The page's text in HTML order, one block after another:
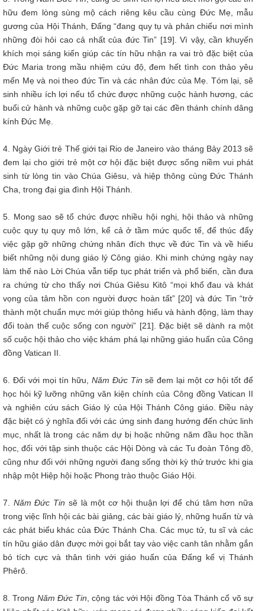
hữu đem lòng sùng mộ cách riêng kêu cầu cùng Đức Mẹ, mẫu
gương của Hội Thánh, Đấng “đang quy tụ và phản chiếu nơi mình
những đòi hỏi cao cả nhất của đức Tin” [19]. Vì vậy, cần khuyến
khích mọi sáng kiến giúp các tín hữu nhận ra vai trò đặc biệt của
Đức Maria trong mầu nhiệm cứu độ, đem hết tình con thảo yêu
mến Mẹ và noi theo đức Tin và các nhân đức của Mẹ. Tóm lại, sẽ
sinh nhiều ích lợi nếu tổ chức được những cuộc hành hương, các
buổi cử hành và những cuộc gặp gỡ tại các đền thánh chính dâng
kính Đức Mẹ.
4. Ngày Giới trẻ Thế giới tại Rio de Janeiro vào tháng Bảy 2013 sẽ
đem lại cho giới trẻ một cơ hội đặc biệt được sống niềm vui phát
sinh từ lòng tin vào Chúa Giêsu, và hiệp thông cùng Đức Thánh
Cha, trong đại gia đình Hội Thánh.
5. Mong sao sẽ tổ chức được nhiều hội nghị, hội thảo và những
cuộc quy tụ quy mô lớn, kể cả ở tầm mức quốc tế, để thúc đẩy
việc gặp gỡ những chứng nhân đích thực về đức Tin và về hiểu
biết những nội dung giáo lý Công giáo. Khi minh chứng ngày nay
làm thế nào Lời Chúa vẫn tiếp tục phát triển và phổ biến, cần đưa
ra chứng từ cho thấy nơi Chúa Giêsu Kitô “mọi khổ đau và khát
vọng của tâm hồn con người được hoàn tất” [20] và đức Tin “trở
thành một chuẩn mực mới giúp thông hiểu và hành động, làm thay
đổi toàn thể cuộc sống con người” [21]. Đặc biệt sẽ dành ra một
số cuộc hội thảo cho việc khám phá lại những giáo huấn của Công
đồng Vatican II.
6. Đối với mọi tín hữu, Năm Đức Tin sẽ đem lại một cơ hội tốt để
học hỏi kỹ lưỡng những văn kiện chính của Công đồng Vatican II
và nghiên cứu sách Giáo lý của Hội Thánh Công giáo. Điều này
đặc biệt có ý nghĩa đối với các ứng sinh đang hướng đến chức linh
mục, nhất là trong các năm dự bị hoặc những năm đầu học thần
học, đối với tập sinh thuộc các Hội Dòng và các Tu đoàn Tông đồ,
cũng như đối với những người đang sống thời kỳ thử trước khi gia
nhập một Hiệp hội hoặc Phong trào thuộc Giáo Hội.
7. Năm Đức Tin sẽ là một cơ hội thuận lợi để chú tâm hơn nữa
trong việc lĩnh hội các bài giảng, các bài giáo lý, những huấn từ và
các phát biểu khác của Đức Thánh Cha. Các mục tử, tu sĩ và các
tín hữu giáo dân được mời gọi bắt tay vào việc canh tân nhằm gắn
bó tích cực và thân tình với giáo huấn của Đấng kế vị Thánh
Phêrô.
8. Trong Năm Đức Tin , cộng tác với Hội đồng Tòa Thánh cổ võ sự